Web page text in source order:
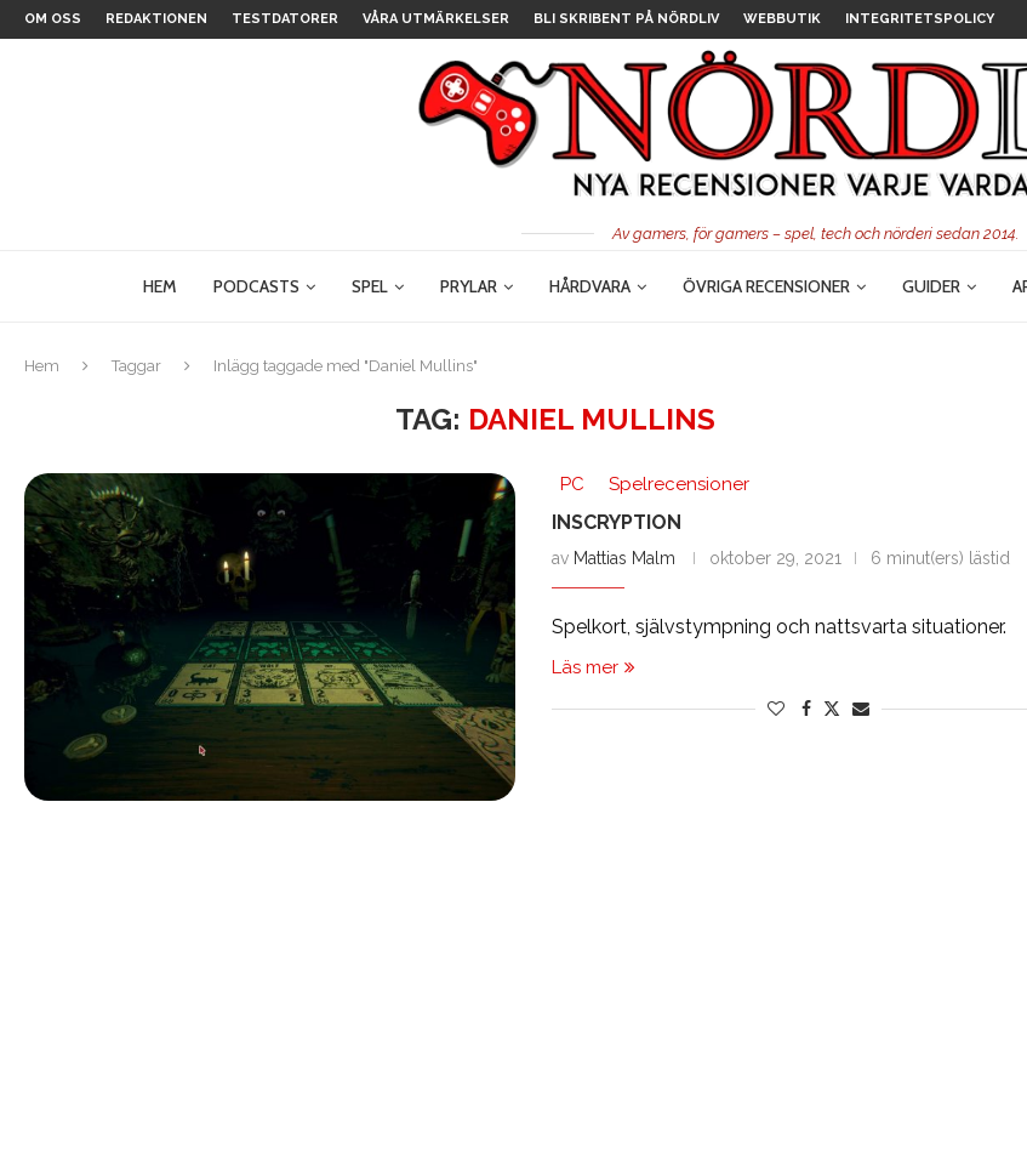
OM OSS REDAKTIONEN TESTDATORER VÅRA UTMÄRKELSER BLI SKRIBENT PÅ NÖRDLIV WEBBUTIK INTEGRITETSPOLICY
Av gamers, för gamers – spel, tech och nörderi sedan 2014.
HEM PODCASTS SPEL PRYLAR HÅRDVARA ÖVRIGA RECENSIONER GUIDER
Hem Taggar Inlägg taggade med "Daniel Mullins"
TAG: DANIEL MULLINS
PC Spelrecensioner
INSCRYPTION
av Mattias Malm oktober 29, 2021 6 minut(ers) lästid
Spelkort, självstympning och nattsvarta situationer.
Läs mer